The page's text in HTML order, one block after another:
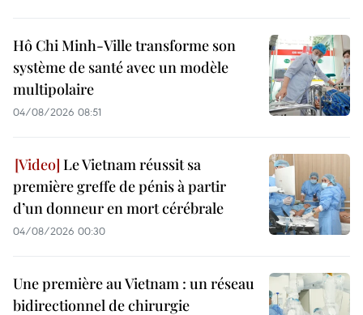
Hô Chi Minh-Ville transforme son
système de santé avec un modèle
multipolaire
04/08/2026 08:51
Le Vietnam réussit sa
première greffe de pénis à partir
d’un donneur en mort cérébrale
04/08/2026 00:30
Une première au Vietnam : un réseau
bidirectionnel de chirurgie